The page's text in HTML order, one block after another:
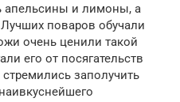
апельсины и лимоны, а
поваров обучали
очень ценили такой
его от посягательств
заполучить